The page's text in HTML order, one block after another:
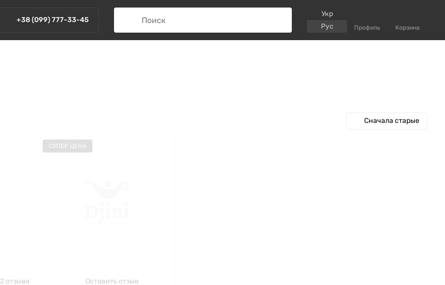
+38 (099) 777-33-45
Укр
Рус
Профиль Корзина
Сначала старые
2 отзыва
СУПЕР ЦЕНА
Оставить отзыв